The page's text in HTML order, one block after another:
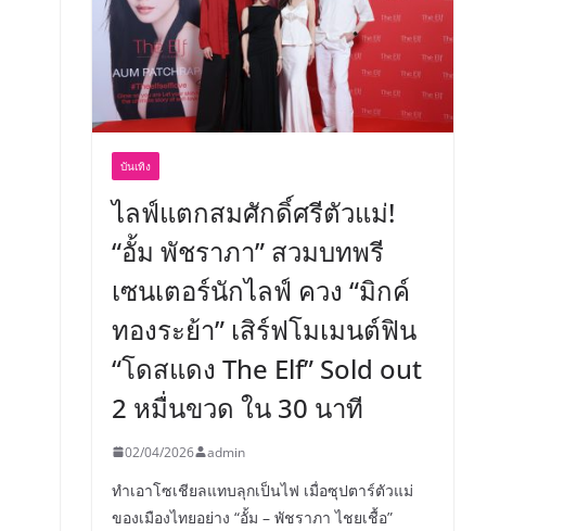
บันเทิง
ไลฟ์แตกสมศักดิ์ศรีตัวแม่!
“อั้ม พัชราภา” สวมบทพรี
เซนเตอร์นักไลฟ์ ควง “มิกค์
ทองระย้า” เสิร์ฟโมเมนต์ฟิน
“โดสแดง The Elf” Sold out
2 หมื่นขวด ใน 30 นาที
02/04/2026 admin
ทำเอาโซเชียลแทบลุกเป็นไฟ เมื่อซุปตาร์ตัวแม่
ของเมืองไทยอย่าง “อั้ม – พัชราภา ไชยเชื้อ”